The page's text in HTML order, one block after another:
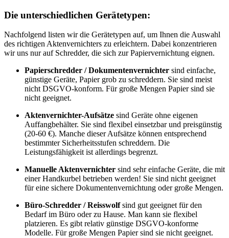
Die unterschiedlichen Gerätetypen:
Nachfolgend listen wir die Gerätetypen auf, um Ihnen die Auswahl
des richtigen Aktenvernichters zu erleichtern. Dabei konzentrieren
wir uns nur auf Schredder, die sich zur Papiervernichtung eignen.
Papierschredder / Dokumentenvernichter sind einfache,
günstige Geräte, Papier grob zu schreddern. Sie sind meist
nicht DSGVO-konform. Für große Mengen Papier sind sie
nicht geeignet.
Aktenvernichter-Aufsätze sind Geräte ohne eigenen
Auffangbehälter. Sie sind flexibel einsetzbar und preisgünstig
(20-60 €). Manche dieser Aufsätze können entsprechend
bestimmter Sicherheitsstufen schreddern. Die
Leistungsfähigkeit ist allerdings begrenzt.
Manuelle Aktenvernichter sind sehr einfache Geräte, die mit
einer Handkurbel betrieben werden! Sie sind nicht geeignet
für eine sichere Dokumentenvernichtung oder große Mengen.
Büro-Schredder / Reisswolfsind gut geeignet für den
Bedarf im Büro oder zu Hause. Man kann sie flexibel
platzieren. Es gibt relativ günstige DSGVO-konforme
Modelle. Für große Mengen Papier sind sie nicht geeignet.